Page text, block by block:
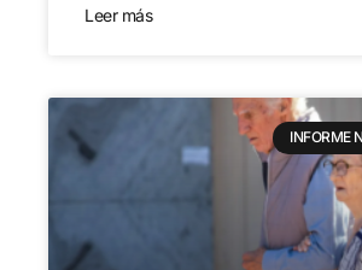
Leer más
INFORME